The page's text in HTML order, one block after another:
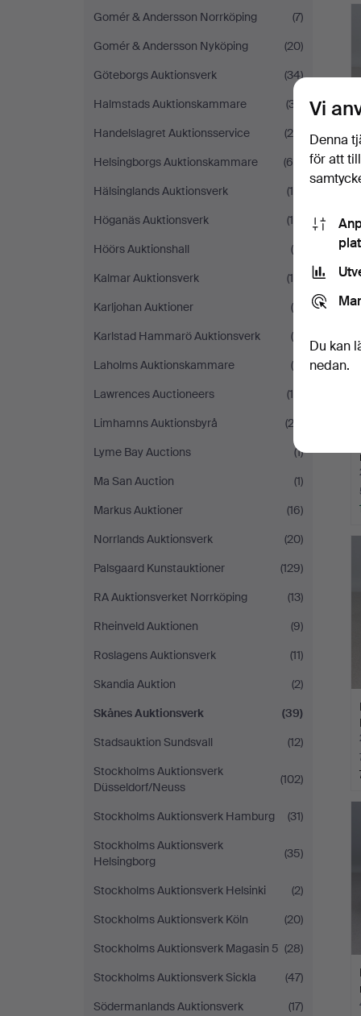
Gomér & Andersson Norrköping
(7)
Gomér & Andersson Nyköping
(20)
Göteborgs Auktionsverk
(34)
Halmstads Auktionskammare
(37)
Handelslagret Auktionsservice
(20)
Helsingborgs Auktionskammare
(66)
Hälsinglands Auktionsverk
(18)
Höganäs Auktionsverk
(10)
Höörs Auktionshall
(6)
Kalmar Auktionsverk
(19)
Karljohan Auktioner
(8)
Karlstad Hammarö Auktionsverk
(4)
Laholms Auktionskammare
(5)
Lawrences Auctioneers
(16)
Limhamns Auktionsbyrå
(23)
Lyme Bay Auctions
(1)
Ma San Auction
(1)
Markus Auktioner
(16)
Norrlands Auktionsverk
(20)
Palsgaard Kunstauktioner
(129)
RA Auktionsverket Norrköping
(13)
Rheinveld Auktionen
(9)
Roslagens Auktionsverk
(11)
Skandia Auktion
(2)
Skånes Auktionsverk
(39)
Stadsauktion Sundsvall
(12)
Stockholms Auktionsverk
Düsseldorf/Neuss
(102)
Stockholms Auktionsverk Hamburg
(31)
Stockholms Auktionsverk
Helsingborg
(35)
Stockholms Auktionsverk Helsinki
(2)
Stockholms Auktionsverk Köln
(20)
Stockholms Auktionsverk Magasin 5 (28)
Stockholms Auktionsverk Sickla
(47)
Södermanlands Auktionsverk
(17)
Vi
Denna
för att
Du kan
nedan.